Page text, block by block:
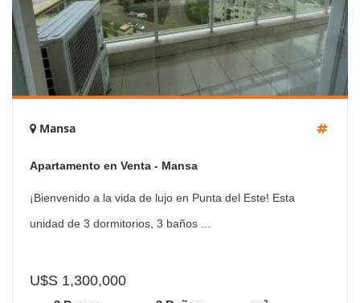
Mansa
Apartamento en Venta - Mansa
¡Bienvenido a la vida de lujo en Punta del Este! Esta
unidad de 3 dormitorios, 3 baños ...
U$S 1,300,000